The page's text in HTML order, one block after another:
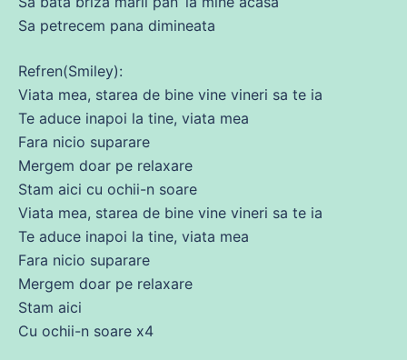
Sa petrecem pana dimineata
Refren(Smiley):
Viata mea, starea de bine vine vineri sa te ia
Te aduce inapoi la tine, viata mea
Fara nicio suparare
Mergem doar pe relaxare
Stam aici cu ochii-n soare
Viata mea, starea de bine vine vineri sa te ia
Te aduce inapoi la tine, viata mea
Fara nicio suparare
Mergem doar pe relaxare
Stam aici
Cu ochii-n soare x4